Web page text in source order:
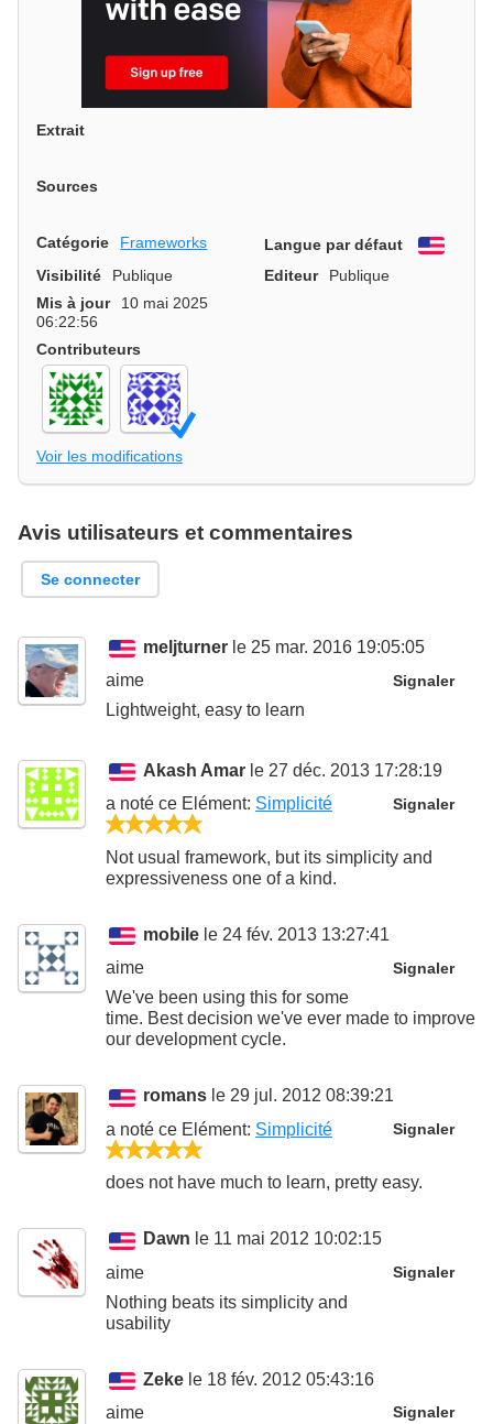
Extrait
Sources
Catégorie Frameworks Langue par défaut
Visibilité
Publique Editeur
Publique
Mis à jour
10 mai 2025
06:22:56
Contributeurs
Voir les modifications
Avis utilisateurs et commentaires
Se connecter
meljturner le 25 mar. 2016 19:05:05
Signaler
aime
Lightweight, easy to learn
Akash Amar le 27 déc. 2013 17:28:19
Signaler
a noté ce Elément: Simplicité
Not usual framework, but its simplicity and
expressiveness one of a kind.
mobile le 24 fév. 2013 13:27:41
Signaler
aime
We've been using this for some
time. Best decision we've ever made to improve
our development cycle.
romans le 29 jul. 2012 08:39:21
Signaler
a noté ce Elément: Simplicité
does not have much to learn, pretty easy.
Dawn le 11 mai 2012 10:02:15
Signaler
aime
Nothing beats its simplicity and
usability
Zeke le 18 fév. 2012 05:43:16
Signaler
aime